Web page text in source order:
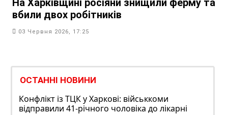
На Харківщині росіяни знищили ферму та
вбили двох робітників
03 Червня 2026, 17:25
ОСТАННІ НОВИНИ
Конфлікт із ТЦК у Харкові: військкоми
відправили 41-річного чоловіка до лікарні